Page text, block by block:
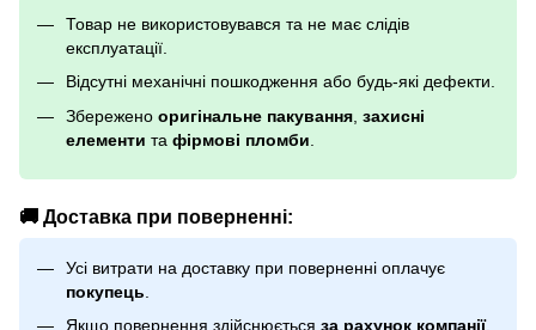
Товар не використовувався та не має слідів
експлуатації.
Відсутні механічні пошкодження або будь-які дефекти.
Збережено оригінальне пакування захисні
елементи та фірмові пломби
🚚 Доставка при поверненні:
Усі витрати на доставку при поверненні оплачує
покупець
Якщо повернення здійснюється за рахунок компанії,